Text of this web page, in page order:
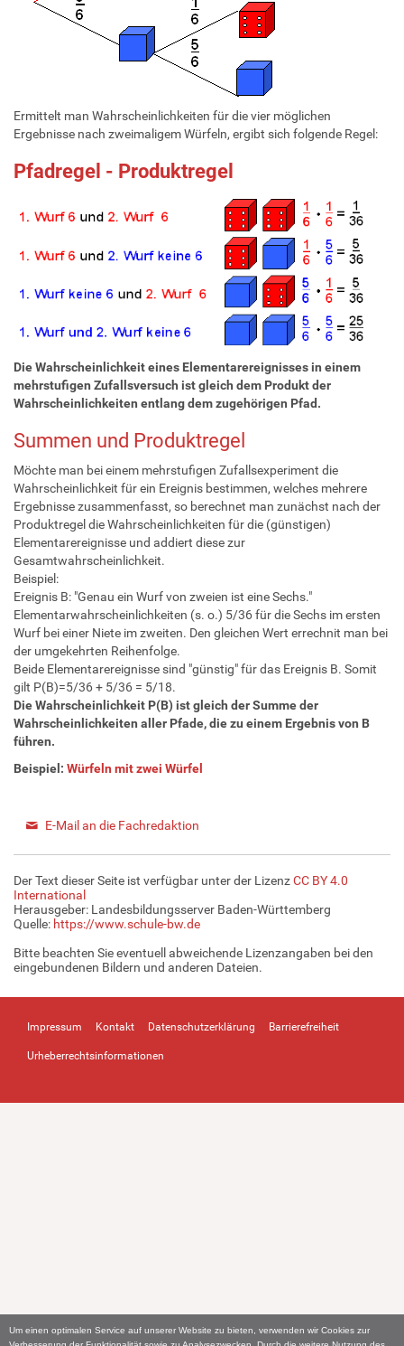
Um einen optimalen Service auf unserer Website zu bieten, verwenden wir Cookies zur
Ermittelt man Wahrscheinlichkeiten für die vier möglichen
Ergebnisse nach zweimaligem Würfeln, ergibt sich folgende Regel:
Pfadregel - Produktregel
Die Wahrscheinlichkeit eines Elementarereignisses in einem
mehrstufigen Zufallsversuch ist gleich dem Produkt der
Wahrscheinlichkeiten entlang dem zugehörigen Pfad.
Summen und Produktregel
Möchte man bei einem mehrstufigen Zufallsexperiment die
Wahrscheinlichkeit für ein Ereignis bestimmen, welches mehrere
Ergebnisse zusammenfasst, so berechnet man zunächst nach der
Produktregel die Wahrscheinlichkeiten für die (günstigen)
Elementarereignisse und addiert diese zur
Gesamtwahrscheinlichkeit.
Beispiel:
Ereignis B: "Genau ein Wurf von zweien ist eine Sechs."
Elementarwahrscheinlichkeiten (s. o.) 5/36 für die Sechs im ersten
Wurf bei einer Niete im zweiten. Den gleichen Wert errechnit man bei
der umgekehrten Reihenfolge.
Beide Elementarereignisse sind "günstig" für das Ereignis B. Somit
gilt P(B)=5/36 + 5/36 = 5/18.
Die Wahrscheinlichkeit P(B) ist gleich der Summe der
Wahrscheinlichkeiten aller Pfade, die zu einem Ergebnis von B
führen.
Beispiel: Würfeln mit zwei Würfel
E-Mail an die Fachredaktion
Der Text dieser Seite ist verfügbar unter der LizenzCC BY 4.0
International
Herausgeber: Landesbildungsserver Baden-Württemberg
Quelle: https://www.schule-bw.de
Bitte beachten Sie eventuell abweichende Lizenzangaben bei den
eingebundenen Bildern und anderen Dateien.
Impressum Kontakt Datenschutzerklärung Barrierefreiheit
Urheberrechtsinformationen